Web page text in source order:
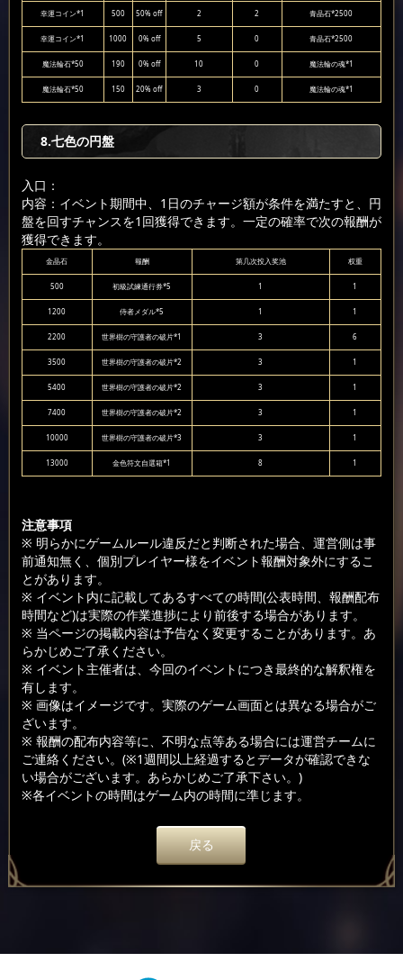
幸運コイン*1 500 50% off 2 2 青晶石*2500
幸運コイン*1 1000 0% off 5 0 青晶石*2500
魔法輪石*50 190 0% off 10 0 魔法輪の魂*1
魔法輪石*50 150 20% off 3 0 魔法輪の魂*1
8.七色の円盤
入口：
内容：イベント期間中、1日のチャージ額が条件を満たすと、円
盤を回すチャンスを1回獲得できます。一定の確率で次の報酬が
獲得できます。
金晶石 報酬 第几次投入奖池 权重
500 初級試練通行券*5 1 1
1200 侍者メダル*5 1 1
2200 世界樹の守護者の破片*1 3 6
3500 世界樹の守護者の破片*2 3 1
5400 世界樹の守護者の破片*2 3 1
7400 世界樹の守護者の破片*2 3 1
10000 世界樹の守護者の破片*3 3 1
13000 金色符文自選箱*1 8 1
注意事項
※ 明らかにゲームルール違反だと判断された場合、運営側は事
前通知無く、個別プレイヤー様をイベント報酬対象外にするこ
とがあります。
※ イベント内に記載してあるすべての時間(公表時間、報酬配布
時間など)は実際の作業進捗により前後する場合があります。
※ 当ページの掲載内容は予告なく変更することがあります。あ
らかじめご了承ください。
※ イベント主催者は、今回のイベントにつき最終的な解釈権を
有します。
※ 画像はイメージです。実際のゲーム画面とは異なる場合がご
ざいます。
※ 報酬の配布内容等に、不明な点等ある場合には運営チームに
ご連絡ください。(※1週間以上経過するとデータが確認できな
い場合がございます。あらかじめご了承下さい。)
※各イベントの時間はゲーム内の時間に準じます。
戻る